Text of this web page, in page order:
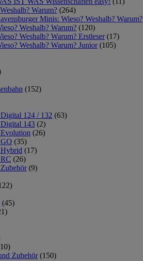
Warum? (264)
Minis: Wieso? Weshalb? Warum?
Weshalb? Warum? (120)
Weshalb? Warum? Erstleser (17)
Weshalb? Warum? Junior (105)
(152)
124 / 132 (63)
143 (2)
(26)
(35)
(17)
(26)
(9)
(45)
Zubehör (150)